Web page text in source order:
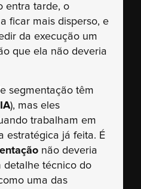
entra tarde, o
ficar mais disperso, e
da execução um
que ela não deveria
segmentação têm
IA), mas eles
trabalham em
estratégica já feita. É
não deveria
detalhe técnico do
uma das